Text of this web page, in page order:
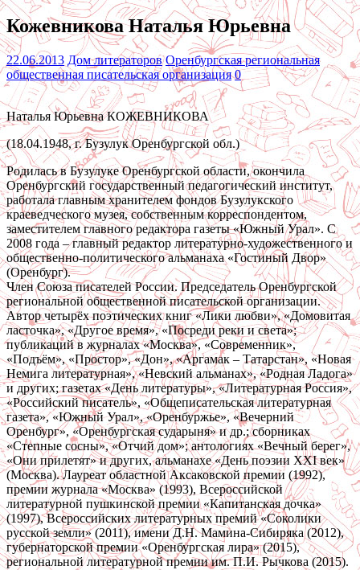
Кожевникова Наталья Юрьевна
22.06.2013 Дом литераторов Оренбургская региональная
общественная писательская организация 0
Наталья Юрьевна КОЖЕВНИКОВА
(18.04.1948, г. Бузулук Оренбургской обл.)
Родилась в Бузулуке Оренбургской области, окончила
Оренбургский государственный педагогический институт,
работала главным хранителем фондов Бузулукского
краеведческого музея, собственным корреспондентом,
заместителем главного редактора газеты «Южный Урал». С
2008 года – главный редактор литературно-художественного и
общественно-политического альманаха «Гостиный Двор»
(Оренбург).
Член Союза писателей России. Председатель Оренбургской
региональной общественной писательской организации.
Автор четырёх поэтических книг «Лики любви», «Домовитая
ласточка», «Другое время», «Посреди реки и света»;
публикаций в журналах «Москва», «Современник»,
«Подъём», «Простор», «Дон», «Аргамак – Татарстан», «Новая
Немига литературная», «Невский альманах», «Родная Ладога»
и других; газетах «День литературы», «Литературная Россия»,
«Российский писатель», «Общеписательская литературная
газета», «Южный Урал», «Оренбуржье», «Вечерний
Оренбург», «Оренбургская сударыня» и др.; сборниках
«Степные сосны», «Отчий дом»; антологиях «Вечный берег»,
«Они прилетят» и других, альманахе «День поэзии XXI век»
(Москва). Лауреат областной Аксаковской премии (1992),
премии журнала «Москва» (1993), Всероссийской
литературной пушкинской премии «Капитанская дочка»
(1997), Всероссийских литературных премий «Соколики
русской земли» (2011), имени Д.Н. Мамина-Сибиряка (2012),
губернаторской премии «Оренбургская лира» (2015),
региональной литературной премии им. П.И. Рычкова (2015).